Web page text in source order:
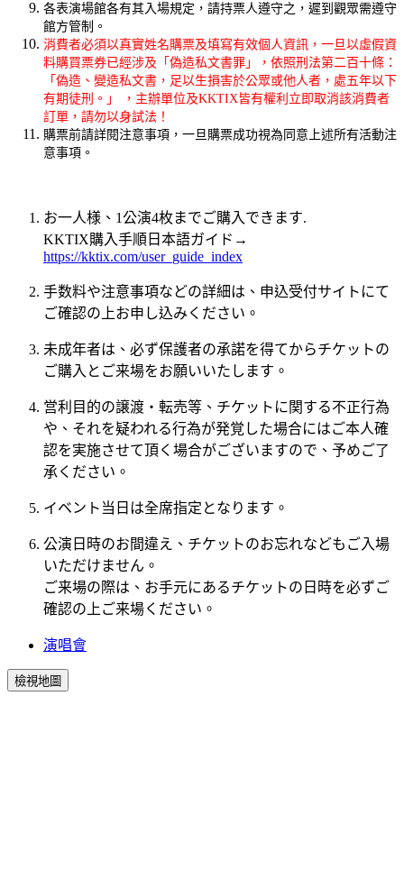
各表演場館各有其入場規定，請持票人遵守之，遲到觀眾需遵守
館方管制。
消費者必須以真實姓名購票及填寫有效個人資訊，一旦以虛假資
料購買票券已經涉及「偽造私文書罪」，依照刑法第二百十條：
「偽造、變造私文書，足以生損害於公眾或他人者，處五年以下
有期徒刑。」 ，主辦單位及KKTIX皆有權利立即取消該消費者
訂單，請勿以身試法！
購票前請詳閱注意事項，一旦購票成功視為同意上述所有活動注
意事項。
お一人様、1公演4枚までご購入できます.
KKTIX購入手順日本語ガイド→
https://kktix.com/user_guide_index
手数料や注意事項などの詳細は、申込受付サイトにて
ご確認の上お申し込みください。
未成年者は、必ず保護者の承諾を得てからチケットの
ご購入とご来場をお願いいたします。
営利目的の譲渡・転売等、チケットに関する不正行為
や、それを疑われる行為が発覚した場合にはご本人確
認を実施させて頂く場合がございますので、予めご了
承ください。
イベント当日は全席指定となります。
公演日時のお間違え、チケットのお忘れなどもご入場
いただけません。
ご来場の際は、お手元にあるチケットの日時を必ずご
確認の上ご来場ください。
演唱會
檢視地圖